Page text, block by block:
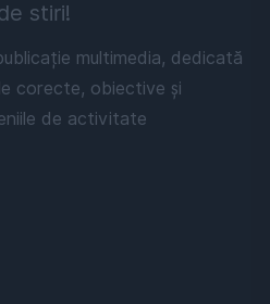
stiri!
multimedia, dedicată
corecte, obiective și
de activitate